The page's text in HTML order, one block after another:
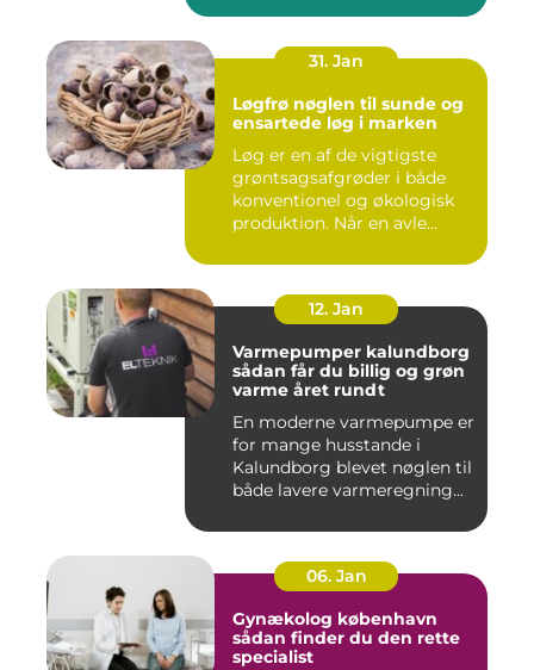
31. Jan
Løgfrø nøglen til sunde og
ensartede løg i marken
Løg er en af de vigtigste
grøntsagsafgrøder i både
konventionel og økologisk
produktion. Når en avle...
12. Jan
Varmepumper kalundborg
sådan får du billig og grøn
varme året rundt
En moderne varmepumpe er
for mange husstande i
Kalundborg blevet nøglen til
både lavere varmeregning...
06. Jan
Gynækolog københavn
sådan finder du den rette
specialist